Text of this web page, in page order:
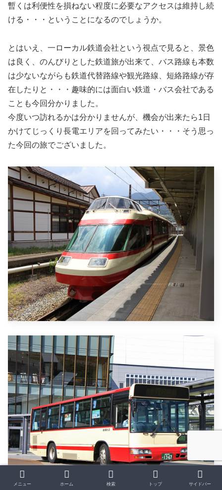
暫くは利便性を損ねない程度に必要なアクセスは維持し続
ける・・・ということになるのでしょうか。
とはいえ、一ローカル鉄道会社という視点で見ると、景色
は良く、のんびりとした鉄道旅が出来て、バス路線も本数
は少ないながらも鉄道代替路線や観光路線、短絡路線が存
在したりと・・・趣味的には面白い鉄道・バス会社である
ことも今回分かりました。
今度いつ訪れるかは分かりませんが、機会が出来たら1日
かけてじっくり長電エリアを回ってみたい・・・そう思っ
た今回の旅でございました。
メニュー ホーム 検索 トップ サイドバー